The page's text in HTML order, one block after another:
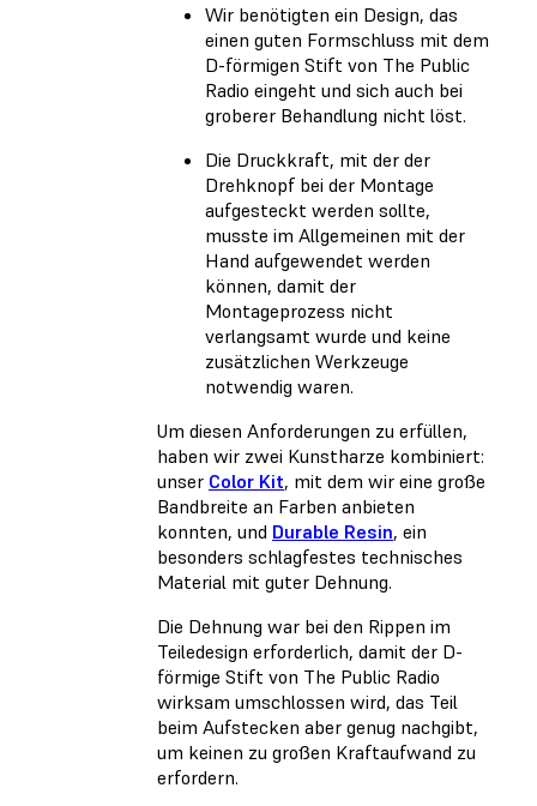
Wir benötigten ein Design, das
einen guten Formschluss mit dem
D-förmigen Stift von The Public
Radio eingeht und sich auch bei
groberer Behandlung nicht löst.
Die Druckkraft, mit der der
Drehknopf bei der Montage
aufgesteckt werden sollte,
musste im Allgemeinen mit der
Hand aufgewendet werden
können, damit der
Montageprozess nicht
verlangsamt wurde und keine
zusätzlichen Werkzeuge
notwendig waren.
Um diesen Anforderungen zu erfüllen,
haben wir zwei Kunstharze kombiniert:
unser Color Kit, mit dem wir eine große
Bandbreite an Farben anbieten
konnten, und Durable Resin, ein
besonders schlagfestes technisches
Material mit guter Dehnung.
Die Dehnung war bei den Rippen im
Teiledesign erforderlich, damit der D-
förmige Stift von The Public Radio
wirksam umschlossen wird, das Teil
beim Aufstecken aber genug nachgibt,
um keinen zu großen Kraftaufwand zu
erfordern.